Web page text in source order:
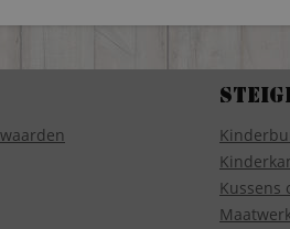
Kussens